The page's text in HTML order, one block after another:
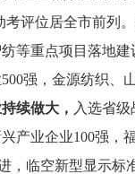
评位居全市前列。
等重点项目 落地建
500强，金源纺织、
续做大， 入选省
产业企业100强
， 临空新型显示标